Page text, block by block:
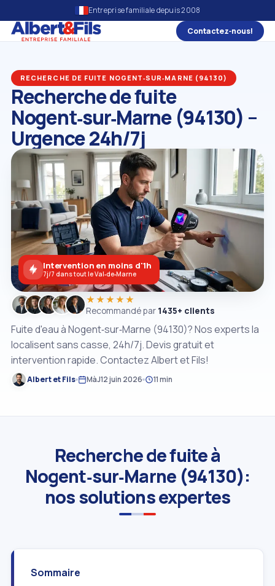
Entreprise familiale depuis 2008
Contactez‑nous!
RECHERCHE DE FUITE NOGENT‑SUR‑MARNE (94130)
Recherche de fuite
Nogent‑sur‑Marne (94130) –
Urgence 24h/7j
Fuite d'eau à Nogent‑sur‑Marne (94130)? Nos experts la
localisent sans casse, 24h/7j. Devis gratuit et
intervention rapide. Contactez Albert et Fils!
Albert et Fils MàJ12 juin 2026 11 min
★★★★★
Recommandé par 1435+ clients
Intervention en moins d'1h
7j/7 dans tout le Val‑de‑Marne
Recherche de fuite à
Nogent‑sur‑Marne (94130):
nos solutions expertes
Sommaire